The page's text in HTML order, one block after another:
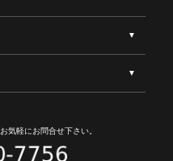
お気軽にお問合せ下さい。